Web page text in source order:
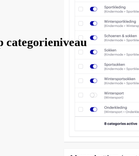
categorieniveau